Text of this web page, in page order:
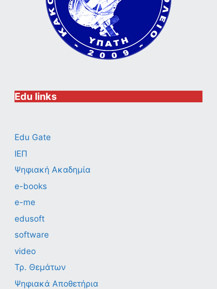
Edu links
Edu Gate
ΙΕΠ
Ψηφιακή Ακαδημία
e-books
e-me
edusoft
software
video
Τρ. Θεμάτων
Ψηφιακά Αποθετήρια